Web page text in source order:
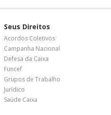
Seus Direitos
Acordos Coletivos
Campanha Nacional
Defesa da Caixa
Funcef
Grupos de Trabalho
Jurídico
Saúde Caixa